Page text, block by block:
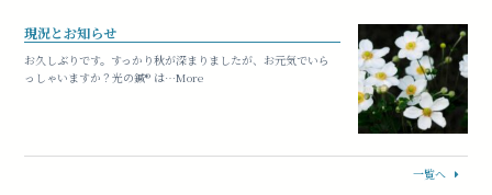
現況とお知らせ
お久しぶりです。すっかり秋が深まりましたが、お元気でいら
っしゃいますか？光の鍼®︎ は…More
一覧へ